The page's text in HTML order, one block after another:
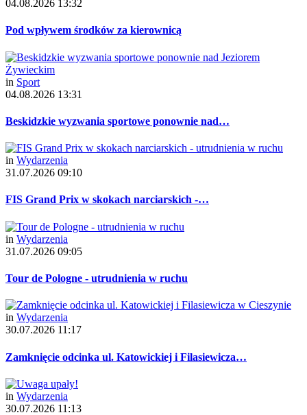
04.08.2026 13:32
Pod wpływem środków za kierownicą
in Sport
04.08.2026 13:31
Beskidzkie wyzwania sportowe ponownie nad…
in Wydarzenia
31.07.2026 09:10
FIS Grand Prix w skokach narciarskich -…
in Wydarzenia
31.07.2026 09:05
Tour de Pologne - utrudnienia w ruchu
in Wydarzenia
30.07.2026 11:17
Zamknięcie odcinka ul. Katowickiej i Filasiewicza…
in Wydarzenia
30.07.2026 11:13